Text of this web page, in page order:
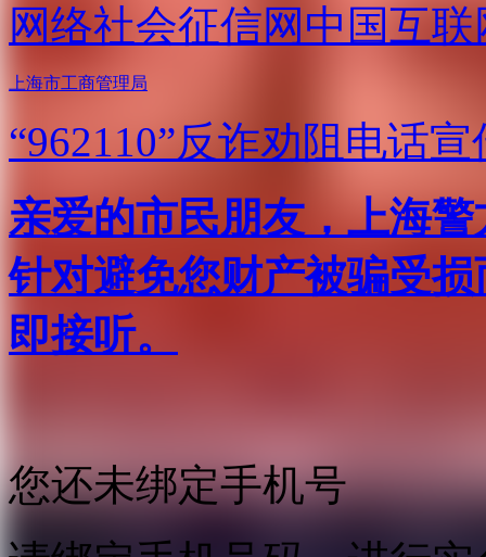
网络社会征信网 中国互
上海市工商管理局
“962110”反诈劝阻电话宣
亲爱的市民朋友，上海
针对避免您财产被骗受
即接听。
您还未绑定手机号